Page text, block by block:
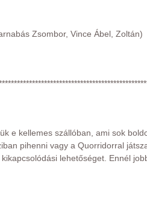
Zsombor, Vince Ábel, Zoltán)
e kellemes szállóban, ami sok
pihenni vagy a Quorridorral
lehetőséget. Ennél